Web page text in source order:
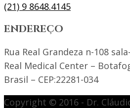
(21) 9 8648.4145
ENDEREÇO
Rua Real Grandeza n-108
Real Medical Center –
Brasil – CEP:22281-034
Copyright © 2016 - Dr.